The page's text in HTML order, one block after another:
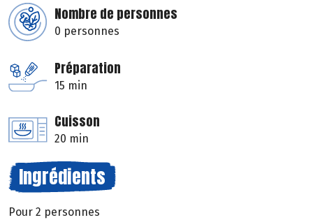
Nombre de personnes
0 personnes
Préparation
15 min
Cuisson
20 min
Ingrédients
Pour 2 personnes